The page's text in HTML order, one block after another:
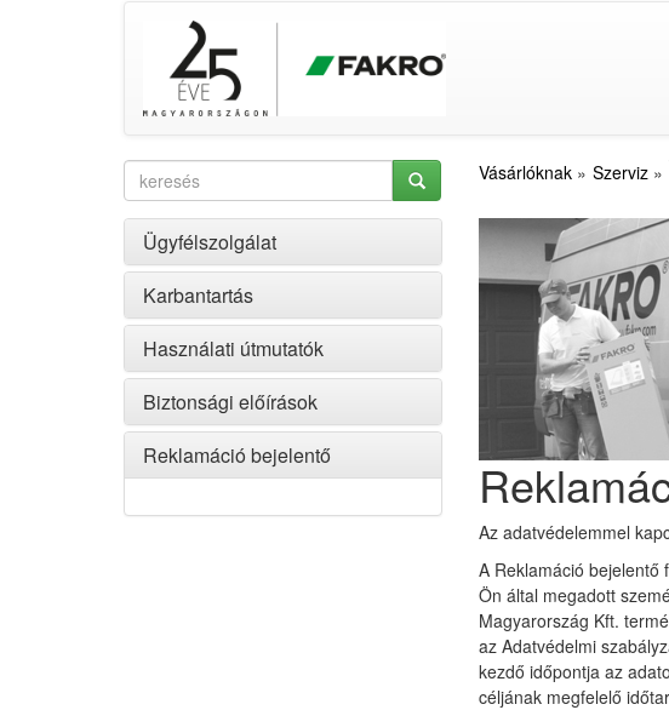
Vásárlóknak Szerviz
Ügyfélszolgálat
Karbantartás
Használati útmutatók
Biztonsági előírások
Reklamáció bejelentő
Az adatvédelemmel
A Reklamáció bejelentő
Ön által megadott
Magyarország Kft.
az Adatvédelmi
kezdő időpontja az
céljának megfelelő